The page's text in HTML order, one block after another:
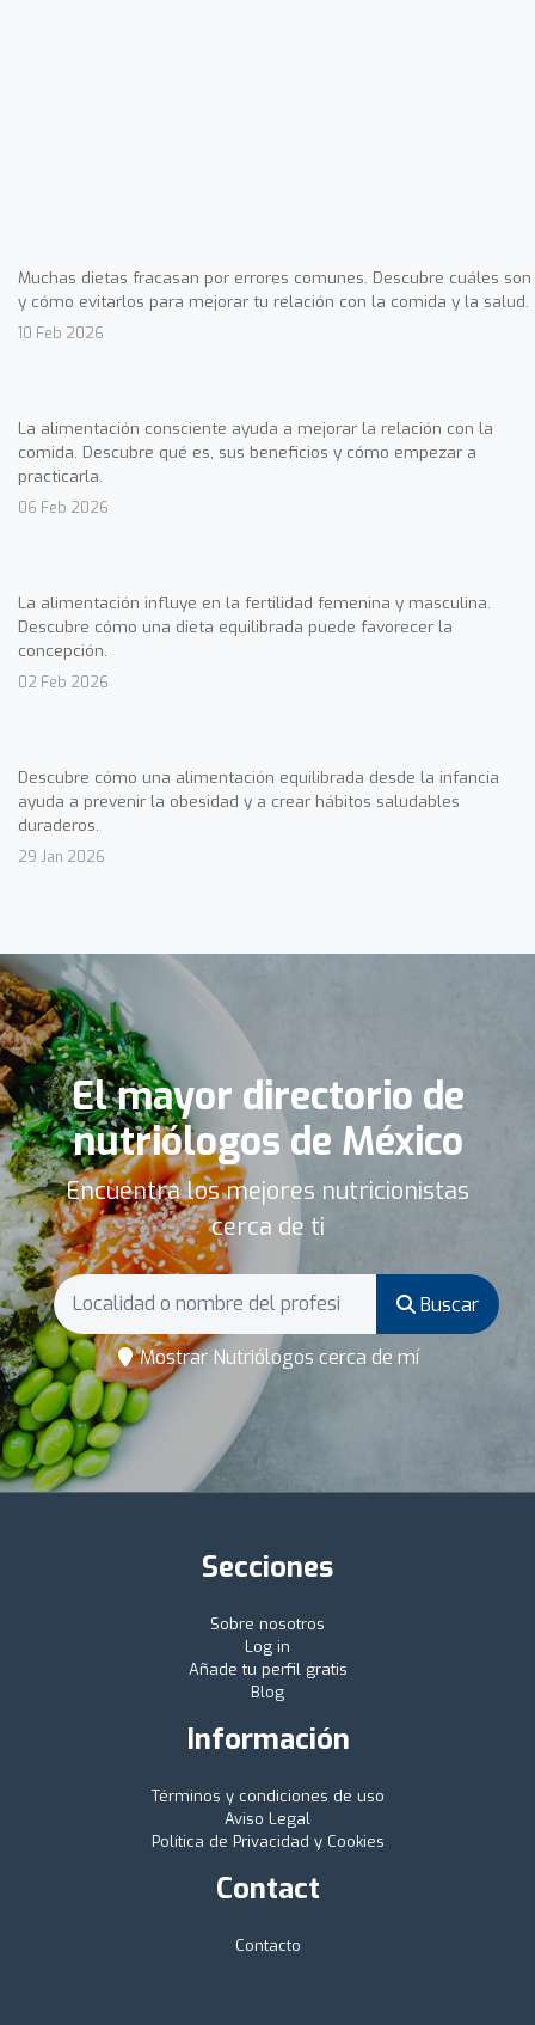
Muchas dietas fracasan por errores comunes. Descubre cuáles son
y cómo evitarlos para mejorar tu relación con la comida y la salud.
10 Feb 2026
La alimentación consciente ayuda a mejorar la relación con la
comida. Descubre qué es, sus beneficios y cómo empezar a
practicarla.
06 Feb 2026
La alimentación influye en la fertilidad femenina y masculina.
Descubre cómo una dieta equilibrada puede favorecer la
concepción.
02 Feb 2026
Descubre cómo una alimentación equilibrada desde la infancia
ayuda a prevenir la obesidad y a crear hábitos saludables
duraderos.
29 Jan 2026
El mayor directorio de
nutriólogos de México
Encuentra los mejores nutricionistas
cerca de ti
Buscar
Mostrar Nutriólogos cerca de mí
Secciones
Sobre nosotros
Log in
Añade tu perfil gratis
Blog
Información
Términos y condiciones de uso
Aviso Legal
Política de Privacidad y Cookies
Contact
Contacto